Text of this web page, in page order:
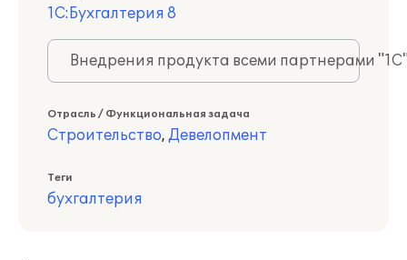
1С:Бухгалтерия 8
Внедрения продукта всеми партнерами
Отрасль / Функциональная задача
Строительство, Девелопмент
Теги
бухгалтерия